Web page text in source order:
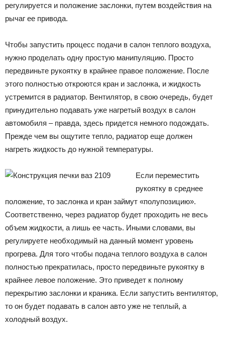
регулируется и положение заслонки, путем воздействия на
рычаг ее привода.
Чтобы запустить процесс подачи в салон теплого воздуха,
нужно проделать одну простую манипуляцию. Просто
передвиньте рукоятку в крайнее правое положение. После
этого полностью откроются кран и заслонка, и жидкость
устремится в радиатор. Вентилятор, в свою очередь, будет
принудительно подавать уже нагретый воздух в салон
автомобиля – правда, здесь придется немного подождать.
Прежде чем вы ощутите тепло, радиатор еще должен
нагреть жидкость до нужной температуры.
Если переместить
рукоятку в среднее
положение, то заслонка и кран займут «полупозицию».
Соответственно, через радиатор будет проходить не весь
объем жидкости, а лишь ее часть. Иными словами, вы
регулируете необходимый на данный момент уровень
прогрева. Для того чтобы подача теплого воздуха в салон
полностью прекратилась, просто передвиньте рукоятку в
крайнее левое положение. Это приведет к полному
перекрытию заслонки и краника. Если запустить вентилятор,
то он будет подавать в салон авто уже не теплый, а
холодный воздух.